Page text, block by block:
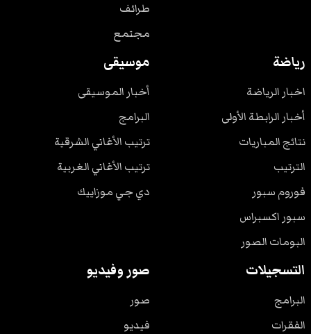
طرائف
مجتمع
رياضة
اخبار الرياضة
أخبار الرابطة الأولى
نتائج المباريات
الترتيب
فوروم سبور
سبور اكسبراس
البومات الصور
موسيقى
أخبار الموسيقى
البرامج
ترتيب الأغاني الشرقية
ترتيب الأغاني الغربية
دي جي موزاييك
التسجيلات
البرامج
الفقرات
صور وفيديو
صور
فيديو